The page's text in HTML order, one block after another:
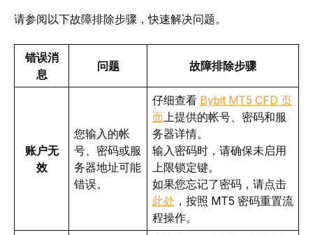
请参阅以下故障排除步骤，快速解决问题。
错误消
息
问题 故障排除步骤
账户无
效
您输入的帐
号、密码或服
务器地址可能
错误。
仔细查看 Bybit MT5 CFD 页
面上提供的帐号、密码和服
务器详情。
输入密码时，请确保未启用
上限锁定键。
如果您忘记了密码，请点击
此处 ，按照 MT5 密码重置流
程操作。